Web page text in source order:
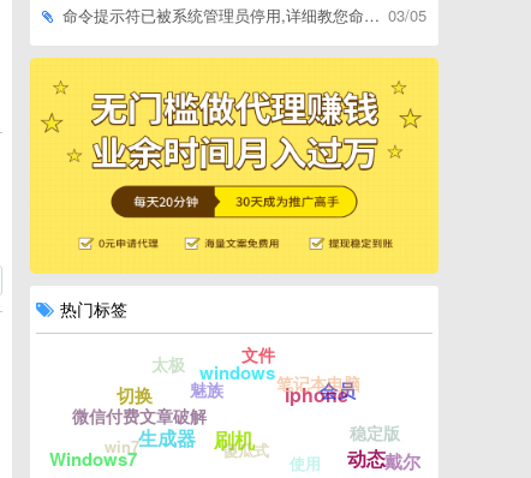
03/05
命令提示符已被系统管理员停用,详细教您命令提示符已被系统管理员停用怎么办
热门标签
刷机
生成器
动态
iphone
windows
切换
Windows7 戴尔
会员
文件
太极
微信付费文章破解
稳定版
笔记本电脑
魅族
win7
使用
傻瓜式